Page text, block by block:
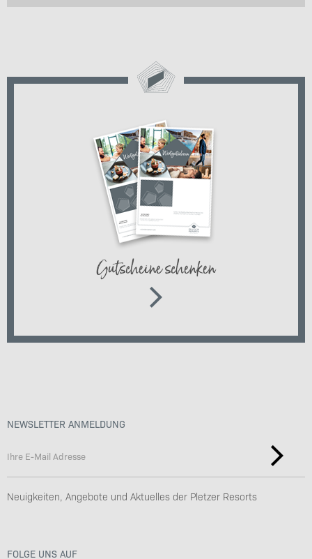
Gutscheine schenken
NEWSLETTER ANMELDUNG
Neuigkeiten, Angebote und Aktuelles der Pletzer Resorts
FOLGE UNS AUF